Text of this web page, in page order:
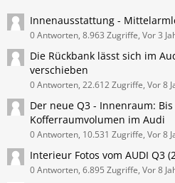
Innenausstattung -
0 Antworten, 8.963 Zugriffe, Vor 3
Die Rückbank lässt sich im
verschieben
0 Antworten, 22.612 Zugriffe, Vor 8
Der neue Q3 - Innenraum:
Kofferraumvolumen im Audi
0 Antworten, 10.531 Zugriffe, Vor 8
Interieur Fotos vom AUDI Q3
0 Antworten, 6.895 Zugriffe, Vor 8